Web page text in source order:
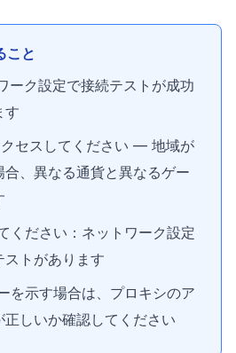
こと
ーク設定で接続テストが成功
す
セスしてください — 地域が
、異なる通貨と異なるゲー
ください：ネットワーク設定
ストがあります
を示す場合は、プロキシのア
正しいか確認してください